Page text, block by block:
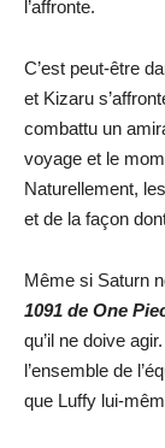
l’affronte.
C’est peut-être
et Kizaru
combattu un
voyage et le
Naturellement,
et de la façon
Même si Saturn
1091 de One
qu’il ne doive
l’ensemble de
que Luffy lui-